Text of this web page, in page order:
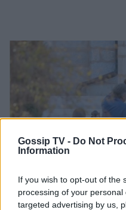
Gossip TV - Do Not
Information
If you wish to opt-out of the
processing of your
targeted advertising by us,